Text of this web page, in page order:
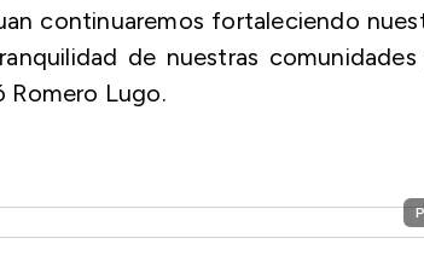
continuaremos fortaleciendo
de nuestras
Romero Lugo.